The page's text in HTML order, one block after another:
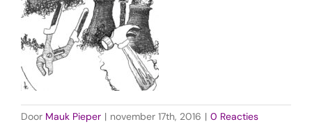
Door Mauk Pieper | november 17th, 2016 | 0 Reacties